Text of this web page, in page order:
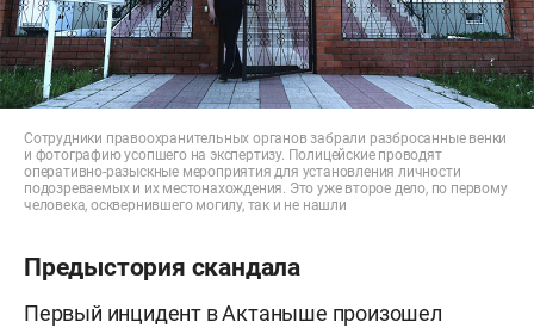
Сотрудники правоохранительных органов забрали разбросанные венки
и фотографию усопшего на экспертизу. Полицейские проводят
оперативно-разыскные мероприятия для установления личности
подозреваемых и их местонахождения. Это уже второе дело, по первому
человека, осквернившего могилу, так и не нашли
Предыстория скандала
Первый инцидент в Актаныше произошел